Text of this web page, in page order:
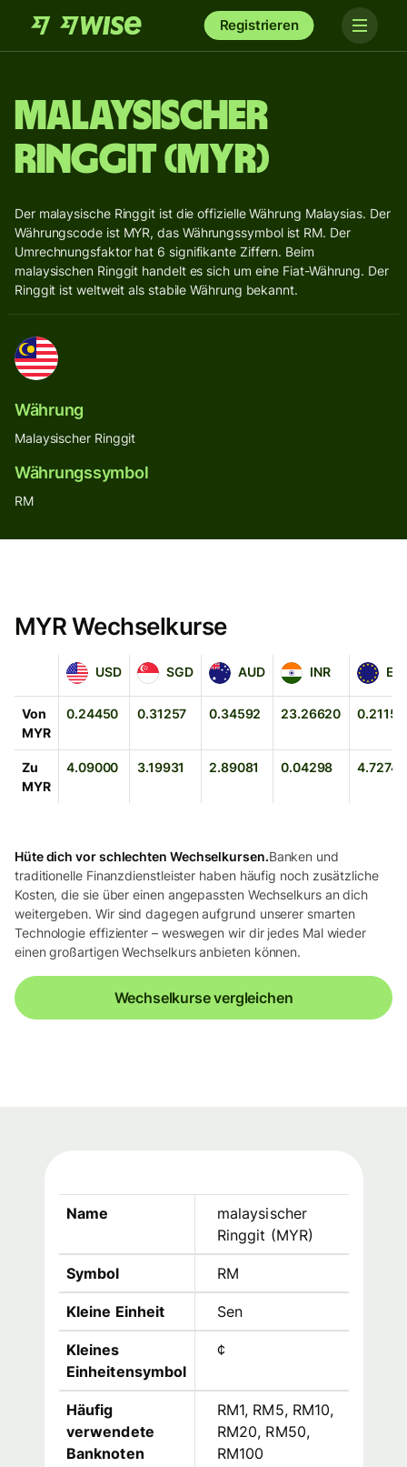
Registrieren
Malaysischer
Ringgit (MYR)
Der malaysische Ringgit ist die offizielle Währung Malaysias. Der
Währungscode ist MYR, das Währungssymbol ist RM. Der
Umrechnungsfaktor hat 6 signifikante Ziffern. Beim
malaysischen Ringgit handelt es sich um eine Fiat-Währung. Der
Ringgit ist weltweit als stabile Währung bekannt.
Währung
Malaysischer Ringgit
Währungssymbol
RM
MYR Wechselkurse
USD
USD SGD
SGD AUD
AUD INR
INR EUR
Von
MYR
0.24450 0.31257 0.34592 23.26620 0.21153
Zu
MYR
4.09000 3.19931 2.89081 0.04298 4.72743
Hüte dich vor schlechten Wechselkursen.Banken und
traditionelle Finanzdienstleister haben häufig noch zusätzliche
Kosten, die sie über einen angepassten Wechselkurs an dich
weitergeben. Wir sind dagegen aufgrund unserer smarten
Technologie effizienter – weswegen wir dir jedes Mal wieder
einen großartigen Wechselkurs anbieten können.
Wechselkurse vergleichen
Name
malaysischer
Ringgit (MYR)
Symbol RM
Kleine Einheit Sen
Kleines
Einheitensymbol
¢
Häufig
verwendete
Banknoten
RM1, RM5, RM10,
RM20, RM50,
RM100